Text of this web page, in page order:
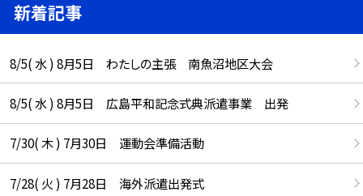
新着記事
8/5( 水 ) 8月5日 わたしの主張 南魚沼地区大会
8/5( 水 ) 8月5日 広島平和記念式典派遣事業 出発
7/30( 木 ) 7月30日 運動会準備活動
7/28( 火 ) 7月28日 海外派遣出発式